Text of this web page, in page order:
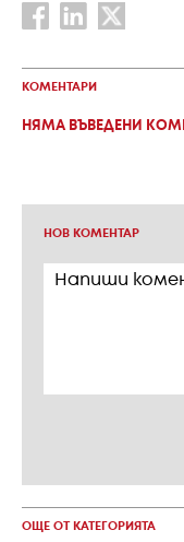
КОМЕНТАРИ
НЯМА ВЪВЕДЕНИ
НОВ КОМЕНТАР
ОЩЕ ОТ КАТЕГОРИЯТА